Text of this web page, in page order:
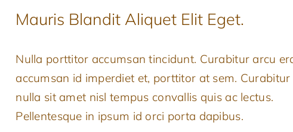
Mauris Blandit Aliquet Elit Eget.
Nulla porttitor accumsan tincidunt. Curabitur arcu
accumsan id imperdiet et, porttitor at sem. Curabitur
nulla sit amet nisl tempus convallis quis ac lectus.
Pellentesque in ipsum id orci porta dapibus.